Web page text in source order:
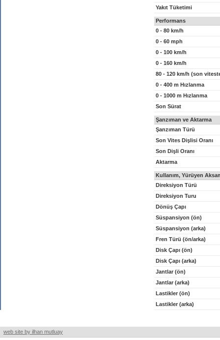
Yakıt Tüketimi
Performans
0 - 80 km/h
0 - 60 mph
0 - 100 km/h
0 - 160 km/h
80 - 120 km/h (son
0 - 400 m Hızlanma
0 - 1000 m Hızlanma
Son Sürat
Şanzıman ve Aktarma
Şanzıman Türü
Son Vites Dişlisi Oranı
Son Dişli Oranı
Aktarma
Kullanım, Yürüyen
Direksiyon Türü
Direksiyon Turu
Dönüş Çapı
Süspansiyon (ön)
Süspansiyon (arka)
Fren Türü (ön/arka)
Disk Çapı (ön)
Disk Çapı (arka)
Jantlar (ön)
Jantlar (arka)
Lastikler (ön)
Lastikler (arka)
web site by ilhan mutluay